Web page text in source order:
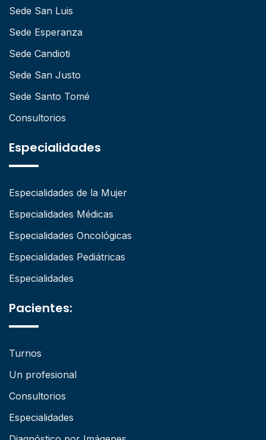
Sede San Luis
Sede Esperanza
Sede Candioti
Sede San Justo
Sede Santo Tomé
Consultorios
Especialidades
Especialidades de la Mujer
Especialidades Médicas
Especialidades Oncológicas
Especialidades Pediátricas
Especialidades
Pacientes:
Turnos
Un profesional
Consultorios
Especialidades